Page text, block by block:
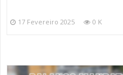
17 Fevereiro 2025 0 K